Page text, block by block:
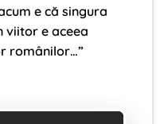
e că singura
viitor e aceea
românilor…”